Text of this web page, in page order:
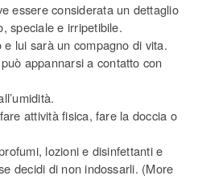
essere considerata un dettaglio
speciale e irripetibile.
lui sarà un compagno di vita.
appannarsi a contatto con
attività fisica, fare la doccia o
lozioni e disinfettanti e
decidi di non indossarli. (More